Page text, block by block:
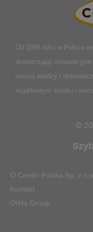
Od 1995 roku w Polsce
dostarczając
naszej wiedzy i
wyjątkowym smaku i
©
O Credin Polska Sp. z o.o.
Kontakt
Orkla Group